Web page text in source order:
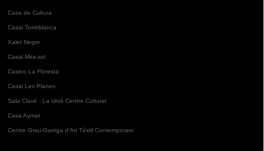
Casa de Cultura
Casal Torreblanca
Xalet Negre
Casal Mira-sol
Casino La Floresta
Casal Les Planes
Sala Clavé - La Unió Centre Cultural
Casa Aymat
Centre Grau-Garriga d'Art Tèxtil Contemporani